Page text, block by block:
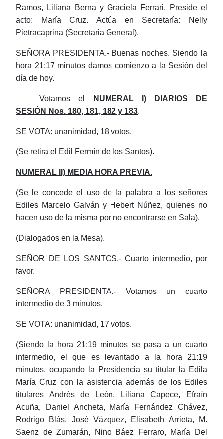
Ramos, Liliana Berna y Graciela Ferrari.
Preside el
acto: María Cruz. Actúa en Secretaría: Nelly
Pietracaprina (Secretaria General).
SEÑORA PRESIDENTA.- Buenas noches. Siendo la
hora 21:17 minutos damos comienzo a la Sesión del
día de hoy.
Votamos el
NUMERAL I) DIARIOS DE
SESIÓN Nos. 180, 181, 182 y 183.
SE VOTA: unanimidad, 18 votos.
(Se retira el Edil Fermín de los Santos).
NUMERAL II) MEDIA HORA PREVIA.
(Se le concede el uso de la palabra a los señores
Ediles Marcelo Galván y HebertNúñez, quienes no
hacen uso de la misma por no encontrarse en Sala).
(Dialogados en la Mesa).
SEÑOR DE LOS SANTOS.- Cuarto intermedio, por
favor.
SEÑORA PRESIDENTA.- Votamos un cuarto
intermedio de 3 minutos.
SE VOTA: unanimidad, 17 votos.
(Siendo la hora 21:19 minutos se pasa a un cuarto
intermedio, el que es levantado a la hora 21:19
minutos, ocupando la Presidencia su titular la Edila
María Cruz con la asistencia además de los Ediles
titulares Andrés de León, LilianaCapece, Efraín
Acuña, Daniel Ancheta, María Fernández Chávez,
Rodrigo Blás, José Vázquez, Elisabeth Arrieta, M.
Saenz deZumarán, NinoBáez Ferraro, María Del